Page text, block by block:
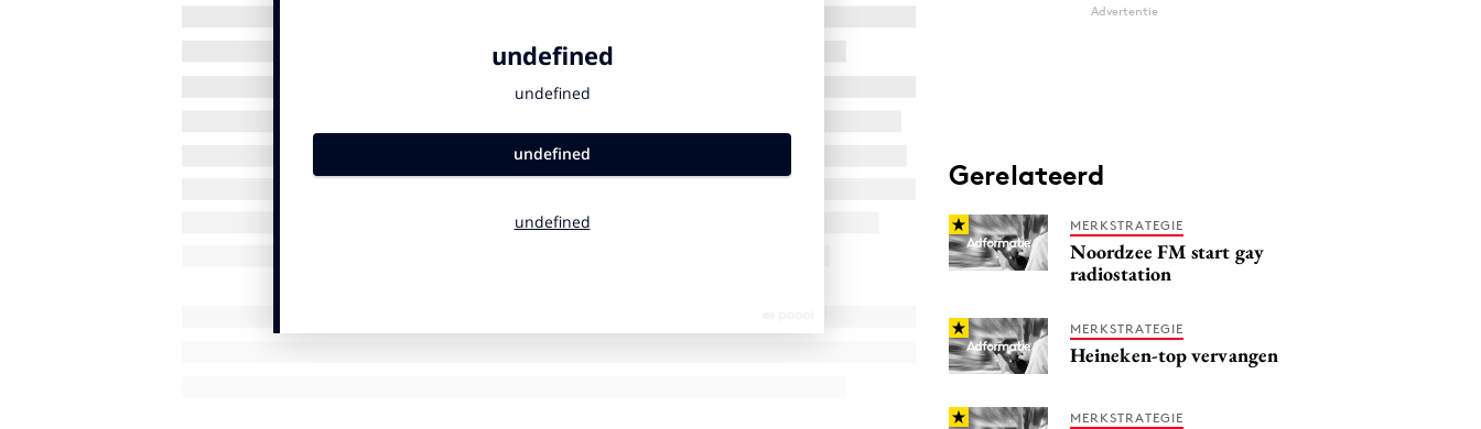
Advertentie
Gerelateerd
MERKSTRATEGIE
Noordzee FM start gay
radiostation
MERKSTRATEGIE
Heineken-top vervangen
MERKSTRATEGIE